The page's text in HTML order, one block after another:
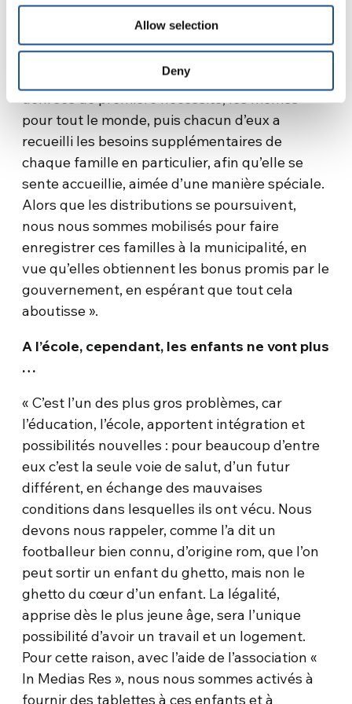
Allow selection
Deny
navigateurs », par téléphone, envers les
volontaires de Caritas, pour leur expliquer les
différentes situations: ils ont apporté des
denrées de première nécessité, les mêmes
pour tout le monde, puis chacun d’eux a
recueilli les besoins supplémentaires de
chaque famille en particulier, afin qu’elle se
sente accueillie, aimée d’une manière spéciale.
Alors que les distributions se poursuivent,
nous nous sommes mobilisés pour faire
enregistrer ces familles à la municipalité, en
vue qu’elles obtiennent les bonus promis par le
gouvernement, en espérant que tout cela
aboutisse ».
A l’école, cependant, les enfants ne vont plus
…
« C’est l’un des plus gros problèmes, car
l’éducation, l’école, apportent intégration et
possibilités nouvelles : pour beaucoup d’entre
eux c’est la seule voie de salut, d’un futur
différent, en échange des mauvaises
conditions dans lesquelles ils ont vécu. Nous
devons nous rappeler, comme l’a dit un
footballeur bien connu, d’origine rom, que l’on
peut sortir un enfant du ghetto, mais non le
ghetto du cœur d’un enfant. La légalité,
apprise dès le plus jeune âge, sera l’unique
possibilité d’avoir un travail et un logement.
Pour cette raison, avec l’aide de l’association «
In Medias Res », nous nous sommes activés à
fournir des tablettes à ces enfants et à